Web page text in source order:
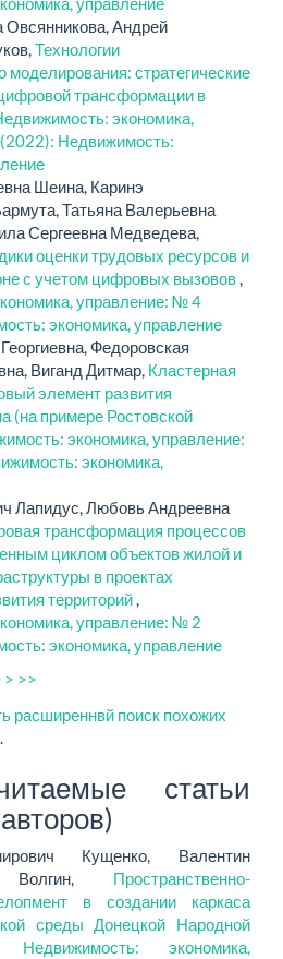
Андрей
Технологии
моделирования: стратегические
трансформации в
экономика,
Недвижимость:
Шеина, Каринэ
Татьяна Валерьевна
Сергеевна Медведева,
оценки трудовых ресурсов и
с учетом цифровых вызовов,
управление: № 4
экономика, управление
Федоровская
Виганд Дитмар, Кластерная
элемент развития
(на примере Ростовской
экономика, управление:
экономика,
Лапидус, Любовь Андреевна
трансформация процессов
циклом объектов жилой и
в проектах
территорий,
управление: № 2
экономика, управление
> >>
расширеннвй поиск похожих
статьи
Кущенко, Валентин
Волгин, Пространственно-
в создании каркаса
среды Донецкой Народной
Недвижимость: экономика,